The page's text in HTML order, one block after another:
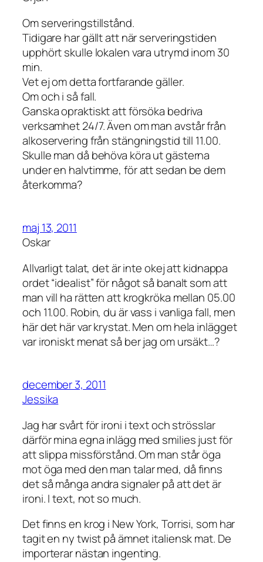
Om serveringstillstånd.
Tidigare har gällt att när serveringstiden
upphört skulle lokalen vara utrymd inom 30
min.
Vet ej om detta fortfarande gäller.
Om och i så fall.
Ganska opraktiskt att försöka bedriva
verksamhet 24/7. Även om man avstår från
alkoservering från stängningstid till 11.00.
Skulle man då behöva köra ut gästerna
under en halvtimme, för att sedan be dem
återkomma?
maj 13, 2011
Oskar
Allvarligt talat, det är inte okej att kidnappa
ordet “idealist” för något så banalt som att
man vill ha rätten att krogkröka mellan 05.00
och 11.00. Robin, du är vass i vanliga fall, men
här det här var krystat. Men om hela inlägget
var ironiskt menat så ber jag om ursäkt…?
december 3, 2011
Jessika
Jag har svårt för ironi i text och strösslar
därför mina egna inlägg med smilies just för
att slippa missförstånd. Om man står öga
mot öga med den man talar med, då finns
det så många andra signaler på att det är
ironi. I text, not so much.
Det finns en krog i New York, Torrisi, som har
tagit en ny twist på ämnet italiensk mat. De
importerar nästan ingenting.